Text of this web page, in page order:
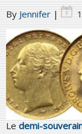
By Jennifer |
Le demi-